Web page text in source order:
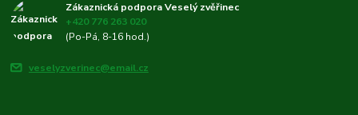
Zákaznická podpora Veselý zvěřinec
+420 776 263 020
(Po-Pá, 8-16 hod.)
veselyzverinec@email.cz